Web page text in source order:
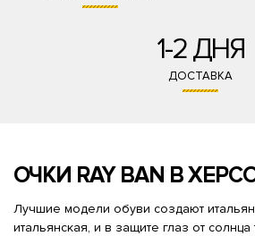
1-2 ДНЯ
ДОСТАВКА
ОЧКИ RAY BAN В
Лучшие модели обуви создают
итальянская, и в защите глаз от